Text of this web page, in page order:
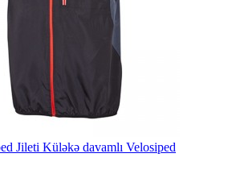
Jileti Küləkə davamlı Velosiped